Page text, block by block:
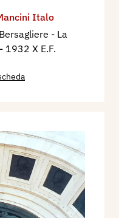
Italo
- La
- 1932 X E.F.